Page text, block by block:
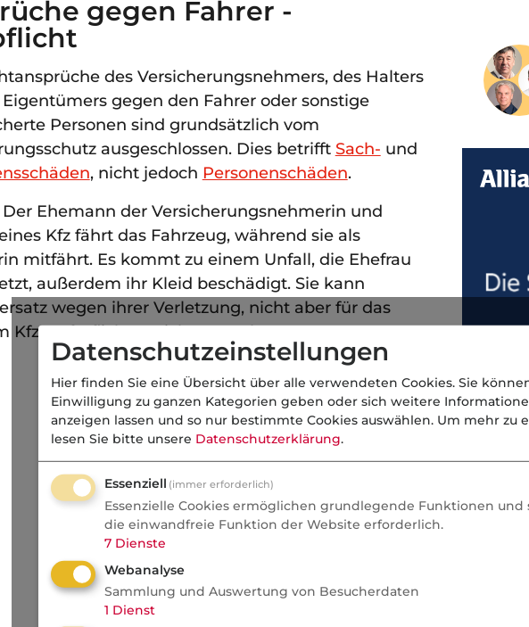
gegen Fahrer -
des Versicherungsnehmers, des Halters
gegen den Fahrer oder sonstige
Personen sind grundsätzlich vom
ausgeschlossen. Dies betrifft Sach- und
, nicht jedoch Personenschäden.
Der Ehemann der Versicherungsnehmerin und
Kfz fährt das Fahrzeug, während sie als
mitfährt. Es kommt zu einem Unfall, die Ehefrau
außerdem ihr Kleid beschädigt. Sie kann
wegen ihrer Verletzung, nicht aber für das
Kfz-Haftpflichtversicherer verlangen.
Datenschutzeinstellungen
Hier finden Sie eine Übersicht über alle verwendeten Cookies. Sie
Einwilligung zu ganzen Kategorien geben oder sich weitere
anzeigen lassen und so nur bestimmte Cookies auswählen. Um mehr zu
lesen Sie bitte unsere Datenschutzerklärung.
Essenziell (immer erforderlich)
Essenzielle Cookies ermöglichen grundlegende Funktionen und
die einwandfreie Funktion der Website erforderlich.
7 Dienste
Webanalyse
Sammlung und Auswertung von Besucherdaten
1 Dienst